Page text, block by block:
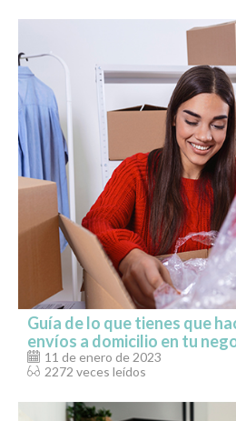
Guía de lo que tienes que
envíos a domicilio en tu
11 de enero de 2023
2272 veces leídos